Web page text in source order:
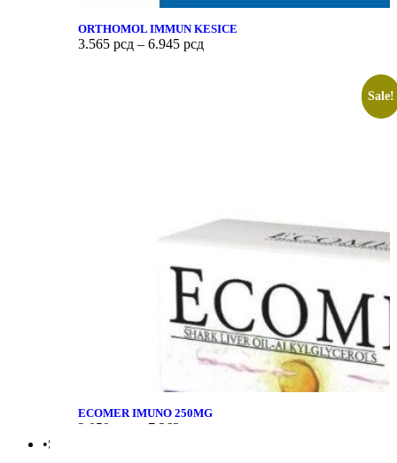
ORTHOMOL IMMUN KESICE
3.565 рсд – 6.945 рсд
Sale!
ECOMER IMUNO 250MG
2.059 7.363
•Stomak | Bol | Cirkulacija